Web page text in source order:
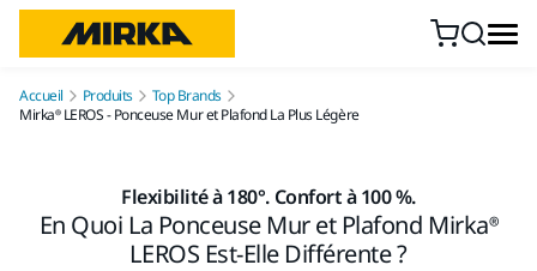
Accueil Produits
Top Brands
Mirka® LEROS - Ponceuse Mur et Plafond La Plus Légère
Flexibilité à 180°. Confort à 100 %.
En Quoi La Ponceuse Mur et Plafond Mirka®
LEROS Est-Elle Différente ?